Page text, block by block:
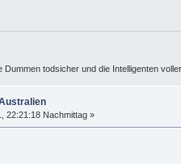
todsicher und die Intelligenten
22:21:18 Nachmittag »